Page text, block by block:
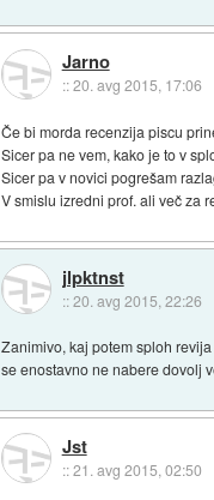
Jarno
::20. avg 2015, 17:06
Če bi morda recenzija piscu
Sicer pa ne vem, kako je to v
Sicer pa v novici pogrešam
V smislu izredni prof. ali več za
jlpktnst
::20. avg 2015, 22:26
Zanimivo, kaj potem sploh
se enostavno ne nabere dovolj
Jst
::21. avg 2015, 02:50